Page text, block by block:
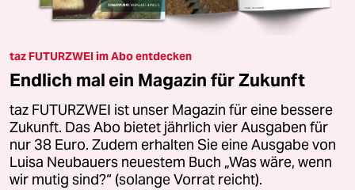
taz FUTURZWEI im Abo entdecken
Endlich mal ein Magazin für Zukunft
taz FUTURZWEI ist unser Magazin für eine bessere
Zukunft. Das Abo bietet jährlich vier Ausgaben für
nur 38 Euro. Zudem erhalten Sie eine Ausgabe von
Luisa Neubauers neuestem Buch „Was wäre, wenn
wir mutig sind?“ (solange Vorrat reicht).